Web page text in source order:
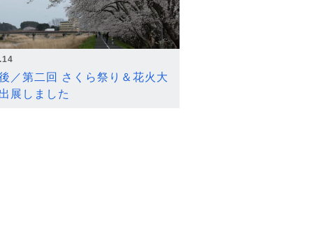
／第二回 さくら祭り＆花火大
展しました